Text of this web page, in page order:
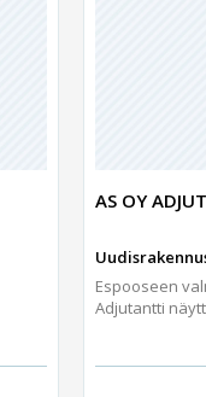
AS OY
Espooseen
Adjutantti